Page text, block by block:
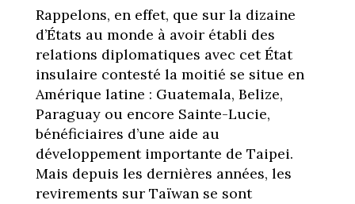
Rappelons, en effet, que sur la dizaine
d’États au monde à avoir établi des
relations diplomatiques avec cet État
insulaire contesté la moitié se situe en
Amérique latine : Guatemala, Belize,
Paraguay ou encore Sainte-Lucie,
bénéficiaires d’une aide au
développement importante de Taipei.
Mais depuis les dernières années, les
revirements sur Taïwan se sont